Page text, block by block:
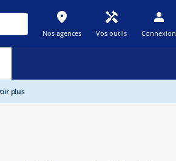
place
Nos agences
handyman
Vos outils
person
Connexion
plus